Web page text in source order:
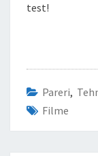
test!
Pareri,
Filme